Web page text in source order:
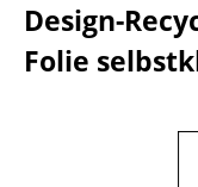
Design-
Folie